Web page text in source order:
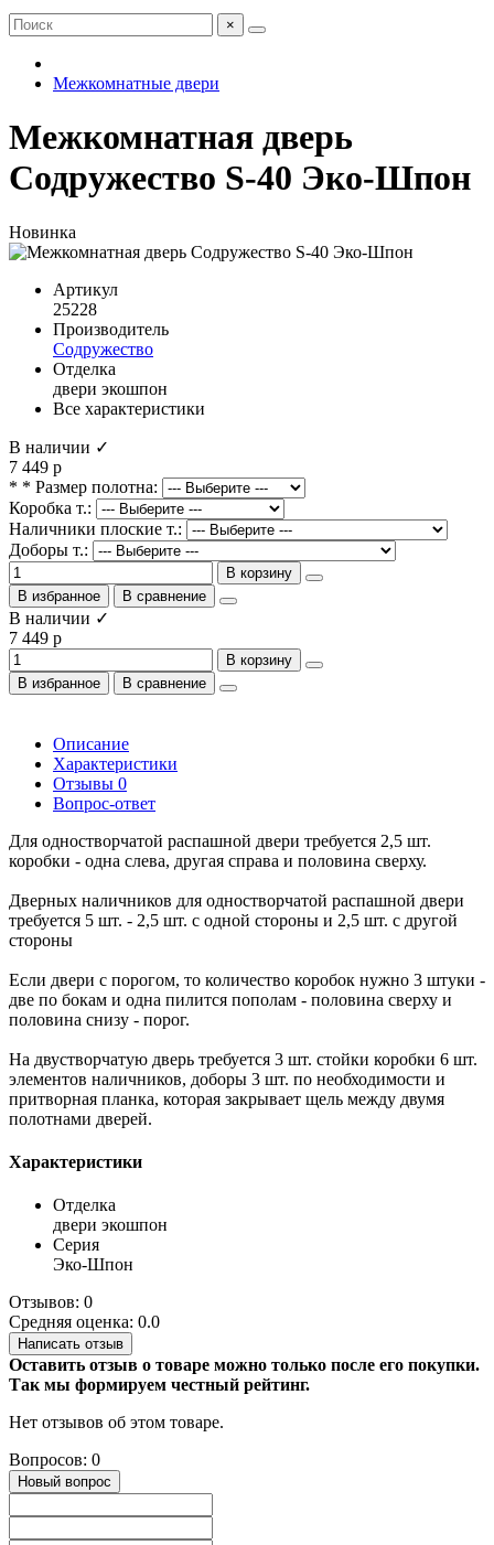
×
Межкомнатные двери
Межкомнатная дверь
Содружество S-40 Эко-Шпон
Новинка
Артикул
25228
Производитель
Содружество
Отделка
двери экошпон
Все характеристики
В наличии ✓
7 449 р
* * Размер полотна:
Коробка т.:
Наличники плоские т.:
Доборы т.:
В корзину
В избранное
В сравнение
В наличии ✓
7 449 р
В корзину
В избранное
В сравнение
Описание
Характеристики
Отзывы 0
Вопрос-ответ
Для одностворчатой распашной двери требуется 2,5 шт.
коробки - одна слева, другая справа и половина сверху.
Дверных наличников для одностворчатой распашной двери
требуется 5 шт. - 2,5 шт. с одной стороны и 2,5 шт. с другой
стороны
Если двери с порогом, то количество коробок нужно 3 штуки -
две по бокам и одна пилится пополам - половина сверху и
половина снизу - порог.
На двустворчатую дверь требуется 3 шт. стойки коробки 6 шт.
элементов наличников, доборы 3 шт. по необходимости и
притворная планка, которая закрывает щель между двумя
полотнами дверей.
Характеристики
Отделка
двери экошпон
Серия
Эко-Шпон
Отзывов: 0
Средняя оценка: 0.0
Написать отзыв
Оставить отзыв о товаре можно только после его покупки.
Так мы формируем честный рейтинг.
Нет отзывов об этом товаре.
Вопросов: 0
Новый вопрос